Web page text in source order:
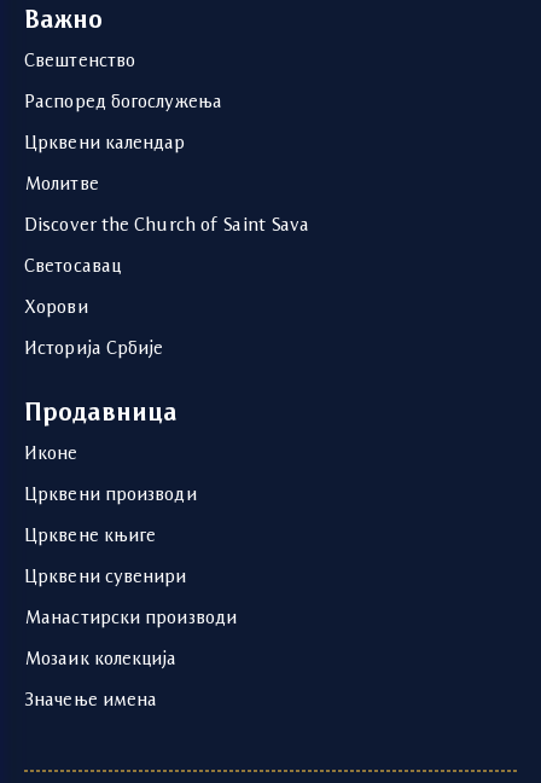
Важно
Свештенство
Распоред богослужења
Црквени календар
Молитве
Discover the Church of Saint Sava
Светосавац
Хорови
Историја Србије
Продавница
Иконе
Црквени производи
Црквене књиге
Црквени сувенири
Манастирски производи
Мозаик колекција
Значење имена